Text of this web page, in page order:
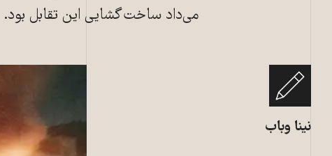
می‌داد ساخت‌گشایی این تقابل بود.
نینا وباب